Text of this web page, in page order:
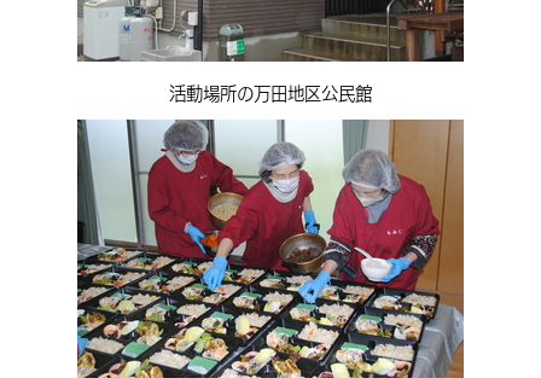
活動場所の万田地区公民館